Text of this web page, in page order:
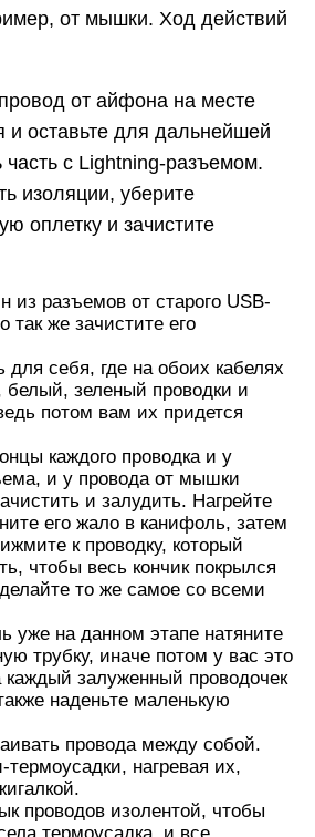
от мышки. Ход действий
от айфона на месте
и оставьте для дальнейшей
с Lightning-разъемом.
изоляции, уберите
оплетку и зачистите
из разъемов от старого USB-
так же зачистите его
для себя, где на обоих кабелях
белый, зеленый проводки и
потом вам их придется
каждого проводка и у
и у провода от мышки
и залудить. Нагрейте
его жало в канифоль, затем
к проводку, который
чтобы весь кончик покрылся
то же самое со всеми
уже на данном этапе натяните
трубку, иначе потом у вас это
каждый залуженный проводочек
наденьте маленькую
провода между собой.
нагревая их,
проводов изолентой, чтобы